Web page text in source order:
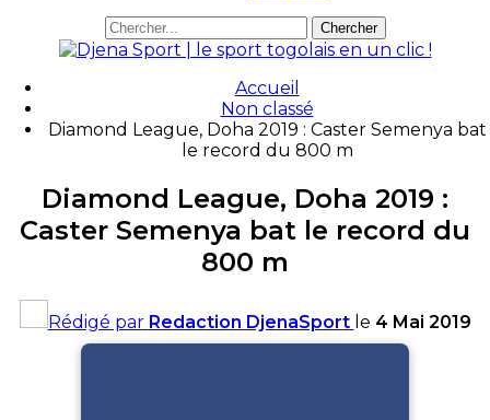
Accueil
Non classé
Diamond League, Doha 2019 : Caster Semenya bat
le record du 800 m
Diamond League, Doha 2019 :
Caster Semenya bat le record du
800 m
Rédigé par Redaction DjenaSport le 4 Mai 2019